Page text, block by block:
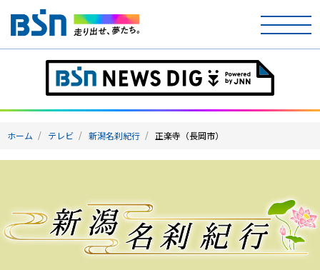
ホーム
テレビ
ラジオ
イベント
ニュース
ホーム テレビ 新潟名刹紀行 正楽寺（長岡市）